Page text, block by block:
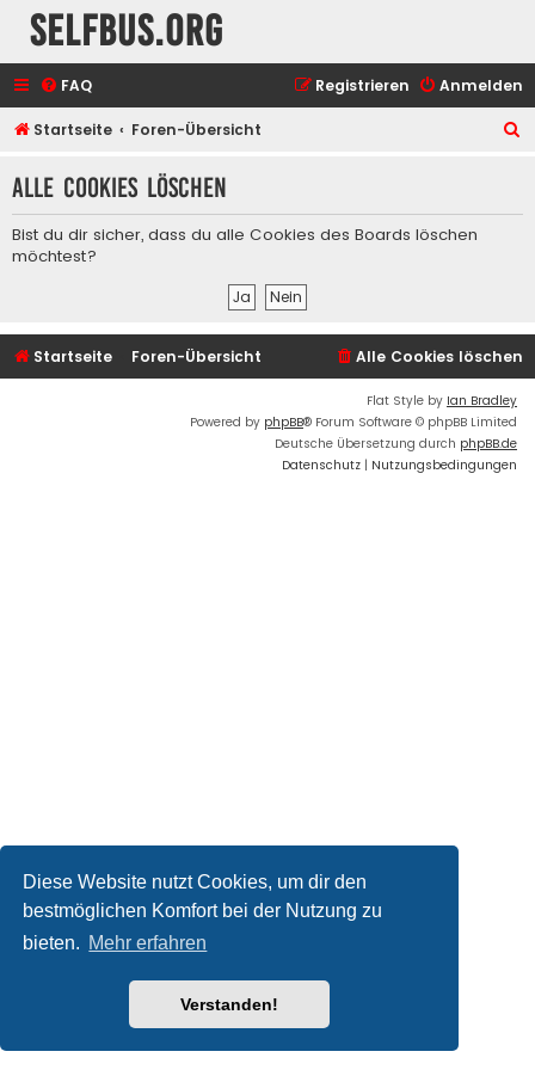
Diese Website nutzt Cookies, um dir den
bestmöglichen Komfort bei der Nutzung zu
bieten. Mehr erfahren
Verstanden!
selfbus.org
FAQ Anmelden
Registrieren
Startseite Foren-Übersicht
h
Alle Cookies löschen
Bist du dir sicher, dass du alle Cookies des Boards löschen
möchtest?
Startseite Foren-Übersicht Alle Cookies löschen
Flat Style by Ian Bradley
Powered by phpBB® Forum Software © phpBB Limited
Deutsche Übersetzung durch phpBB.de
Datenschutz | Nutzungsbedingungen